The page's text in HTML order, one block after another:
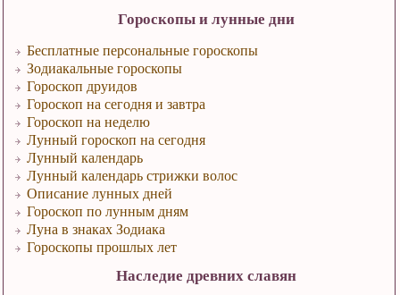
Гороскопы и лунные дни
Бесплатные персональные гороскопы
Зодиакальные гороскопы
Гороскоп друидов
Гороскоп на сегодня и завтра
Гороскоп на неделю
Лунный гороскоп на сегодня
Лунный календарь
Лунный календарь стрижки волос
Описание лунных дней
Гороскоп по лунным дням
Луна в знаках Зодиака
Гороскопы прошлых лет
Наследие древних славян